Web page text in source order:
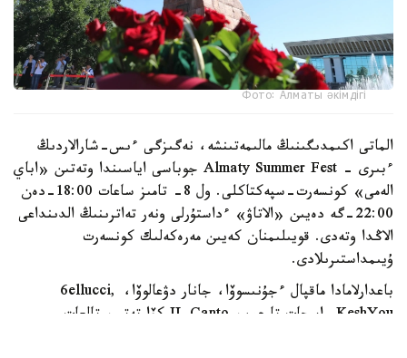
Фото: Алматы әкімдігі
الماتى اكىمدىگىنىڭ مالىمەتىنشە، نەگىزگى ءىس-شارالاردىڭ
ءبىرى - Almaty Summer Fest جوباسى اياسىندا وتەتىن «اباي
الەمى» كونسەرت-سپەكتاكلى. ول 8- تامىز ساعات 18:00-دەن
22:00-گە دەيىن «الاتاۋ» ءداستۇرلى ونەر تەاترىنىڭ الدىنداعى
الاڭدا وتەدى. قويىلىمنان كەيىن مەرەكەلىك كونسەرت
ۇيىمداستىرىلادى.
باعدارلامادا ماقپال ءجۇنىسوۆا، جانار دۋعالوۆا، 6ellucci,
KeshYou, اسحات تارعىن، IL Canto كۆارتەتى، تالعات